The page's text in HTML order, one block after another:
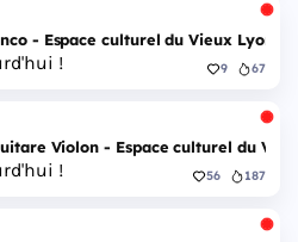
- Espace culturel du Vieux Lyon -
! 9 67
Violon - Espace culturel du
! 56 187